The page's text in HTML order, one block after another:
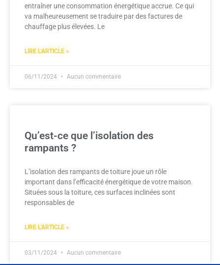
entraîner une consommation énergétique accrue. Ce qui
va malheureusement se traduire par des factures de
chauffage plus élevées. Le
LIRE L'ARTICLE »
06/11/2024 Aucun commentaire
Qu’est-ce que l’isolation des
rampants ?
L’isolation des rampants de toiture joue un rôle
important dans l’efficacité énergétique de votre maison.
Situées sous la toiture, ces surfaces inclinées sont
responsables de
LIRE L'ARTICLE »
03/11/2024 Aucun commentaire